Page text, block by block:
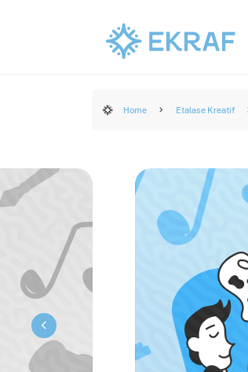
Home Etalase Kreatif